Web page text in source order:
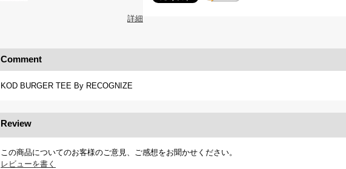
詳細
Comment
KOD BURGER TEE By RECOGNIZE
Review
この商品についてのお客様のご意見、ご感想をお聞かせください。
レビューを書く